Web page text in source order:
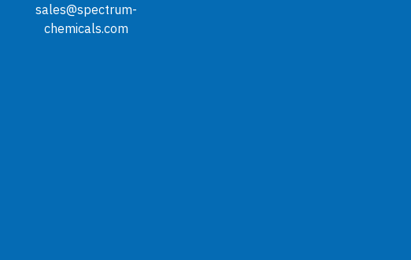
sales@spectrum-
chemicals.com